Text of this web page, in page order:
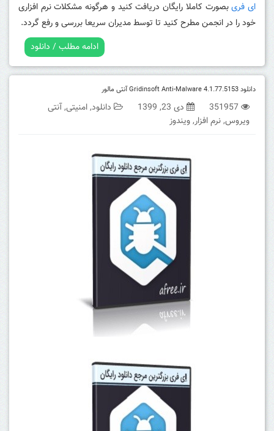
ای فریبصورت کاملا رایگان دریافت کنید و هرگونه مشکلات نرم افزاری
خود را در انجمن مطرح کنید تا توسط مدیران سریعا بررسی و رفع گردد.
ادامه مطلب / دانلود
دانلود Gridinsoft Anti-Malware 4.1.77.5153 آنتی مالور
351957 دی 23, 1399 دانلود,امنیتی,آنتی
ویروس,نرم افزار,ویندوز